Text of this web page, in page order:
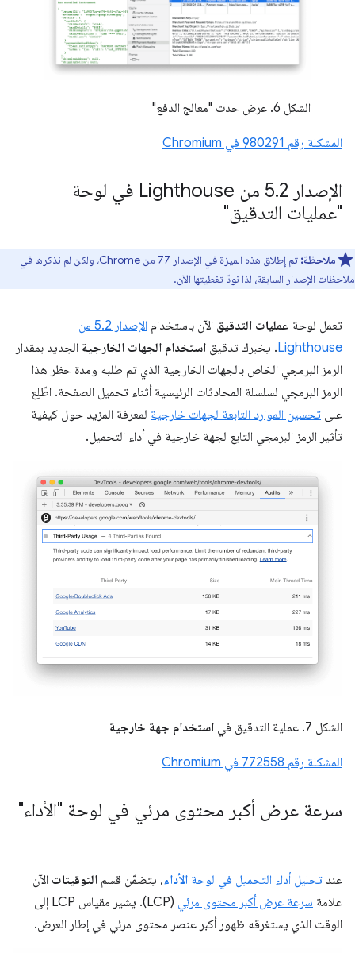
الشكل 6. عرض حدث "معالج الدفع"
المشكلة رقم ‎980291 في Chromium
الإصدار 5 .
2 من Lighthouse في لوحة
"عمليات التدقيق"
ملاحظة:
تم إطلاق هذه الميزة في الإصدار 77 من Chrome، ولكن لم نذكرها في
ملاحظات الإصدار السابقة، لذا نودّ تغطيتها الآن.
تعمل لوحة عمليات التدقيق الآن باستخدام
الإصدار 5.2 من
Lighthouse. يخبرك تدقيق استخدام الجهات الخارجية الجديد بمقدار
الرمز البرمجي الخاص بالجهات الخارجية الذي تم طلبه ومدة حظر هذا
الرمز البرمجي لسلسلة المحادثات الرئيسية أثناء تحميل الصفحة. اطّلِع
على تحسين الموارد التابعة لجهات خارجية لمعرفة المزيد حول كيفية
تأثير الرمز البرمجي التابع لجهة خارجية في أداء التحميل.
الشكل 7. عملية التدقيق في استخدام جهة خارجية
المشكلة رقم 772558 في Chromium
سرعة عرض أكبر محتوى مرئي في لوحة "الأداء"
عند تحليل أداء التحميل في لوحة الأداء، يتضمّن قسم التوقيتات الآن
علامة سرعة عرض أكبر محتوى مرئي
(LCP). يشير مقياس LCP إلى
الوقت الذي يستغرقه ظهور أكبر عنصر محتوى مرئي في إطار العرض.